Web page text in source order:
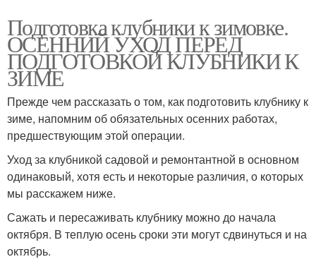
Подготовка клубники к зимовке.
ОСЕННИЙ УХОД ПЕРЕД
ПОДГОТОВКОЙ КЛУБНИКИ К
ЗИМЕ
Прежде чем рассказать о том, как подготовить клубнику к
зиме, напомним об обязательных осенних работах,
предшествующим этой операции.
Уход за клубникой садовой и ремонтантной в основном
одинаковый, хотя есть и некоторые различия, о которых
мы расскажем ниже.
Сажать и пересаживать клубнику можно до начала
октября. В теплую осень сроки эти могут сдвинуться и на
октябрь.